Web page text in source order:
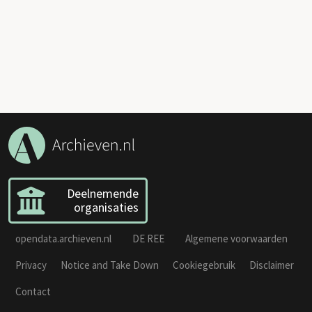
Deelnemende
organisaties
opendata.archieven.nl DE REE
Algemene voorwaarden
Privacy
Notice and Take Down Cookiegebruik
Disclaimer
Contact